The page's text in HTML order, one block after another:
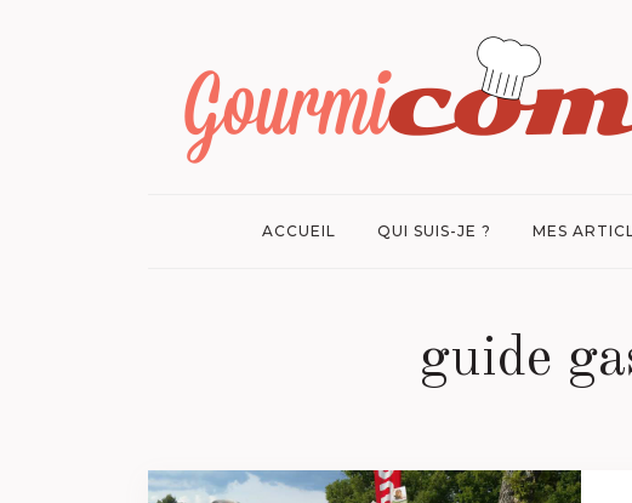
ACCUEIL QUI SUIS-JE ? MES
guide